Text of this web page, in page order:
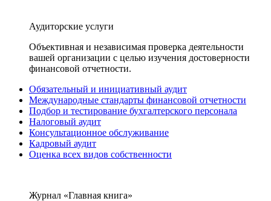
Аудиторские услуги
Объективная и независимая проверка деятельности
вашей организации с целью изучения достоверности
финансовой отчетности.
Обязательный и инициативный аудит
Международные стандарты финансовой отчетности
Подбор и тестирование бухгалтерского персонала
Налоговый аудит
Консультационное обслуживание
Кадровый аудит
Оценка всех видов собственности
Журнал «Главная книга»